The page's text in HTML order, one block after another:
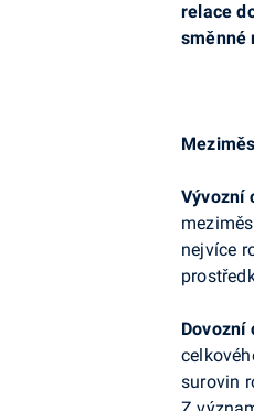
relace
směnné
Vývozní
nejvíce
Dovozní
surovin